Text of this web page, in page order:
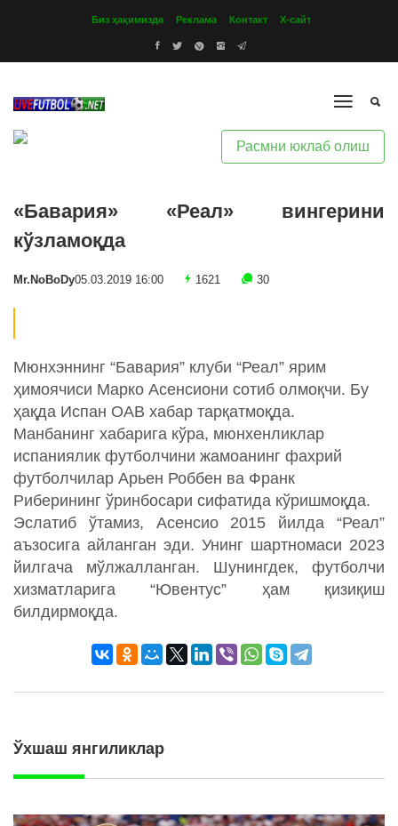
Биз ҳақимизда Реклама Контакт Х-сайт
Расмни юклаб олиш
«Бавария» «Реал» вингерини
кўзламоқда
Mr.NoBoDy05.03.2019 16:00 1621 30
Мюнхэннинг “Бавария” клуби “Реал” ярим
ҳимоячиси Марко Асенсиони сотиб олмоқчи. Бу
ҳақда Испан ОАВ хабар тарқатмоқда.
Манбанинг хабарига кўра, мюнхенликлар
испаниялик футболчини жамоанинг фахрий
футболчилар Арьен Роббен ва Франк
Риберининг ўринбосари сифатида кўришмоқда.
Эслатиб ўтамиз, Асенсио 2015 йилда “Реал”
аъзосига айланган эди. Унинг шартномаси 2023
йилгача мўлжалланган. Шунингдек, футболчи
хизматларига “Ювентус” ҳам қизиқиш
билдирмоқда.
Ўхшаш янгиликлар